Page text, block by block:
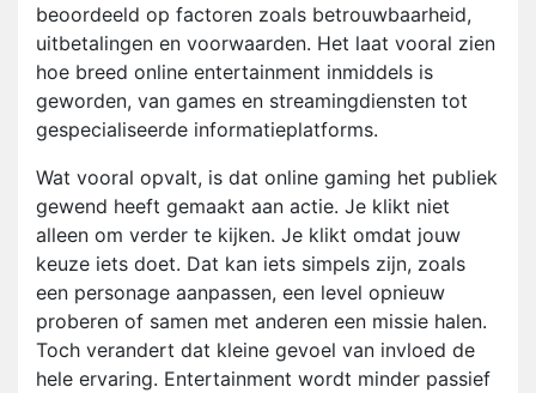
beoordeeld op factoren zoals betrouwbaarheid,
uitbetalingen en voorwaarden. Het laat vooral zien
hoe breed online entertainment inmiddels is
geworden, van games en streamingdiensten tot
gespecialiseerde informatieplatforms.
Wat vooral opvalt, is dat online gaming het publiek
gewend heeft gemaakt aan actie. Je klikt niet
alleen om verder te kijken. Je klikt omdat jouw
keuze iets doet. Dat kan iets simpels zijn, zoals
een personage aanpassen, een level opnieuw
proberen of samen met anderen een missie halen.
Toch verandert dat kleine gevoel van invloed de
hele ervaring. Entertainment wordt minder passief